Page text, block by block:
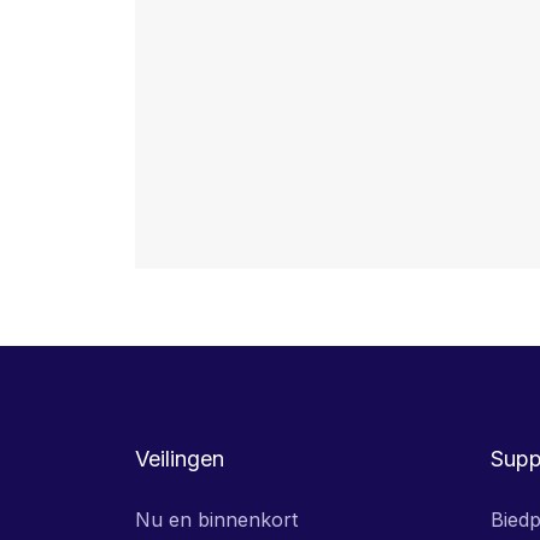
Veilingen
Nu en binnenkort